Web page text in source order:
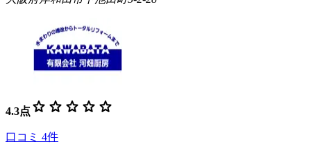
4.3点 star star star star star
口コミ 4件